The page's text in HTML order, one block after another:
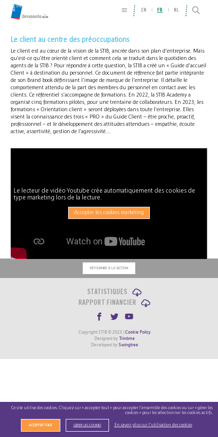
EN FR NL
Le client au centre des préoccupations
Le client est au cœur de la vision de la STIB, ancrée dans son plan d’entreprise. Mais
qu’est-ce qu’être orienté client et comment cela se traduit dans le quotidien des
agents de la STIB ? Pour répondre à cette question, la STIB a créé un « Guide d’accueil
Client » à destination du personnel. Ce document de référence fait partie intégrante
de son Brand book définissant l’image de marque de l’entreprise. Il détaille le
comportement attendu de la part des membres du personnel en contact avec les
clients. Ce référentiel s’accompagne de formations. En 2022, la STIB Academy a
organisé cinq formations pilotes, pour une trentaine de collaborateurs. En 2023, les
formations « Orientation client » seront déployées dans toute l’entreprise. Elles
visent la connaissance des trois « PRO » du Guide Client – être proche, proactif,
professionnel – et le développement des attitudes attendues – empathie, écoute
active, assertivité, gestion de l’agressivité…
Le lecteur de vidéo Youtube crée automatiquement des cookies de
type marketing lors de la lecture.
Accepter les cookies marketing
RETOURNER À LA SECTION
STATISTIQUES
RAPPORT FINANCIER
Copyright STIB © 2023 | Cookie Policy
Designed by Trinôme
Developed by Swingtree
Ce site utilise des cookies. Cliquez sur « accepter tout » pour accepter l’ensemble des cookies ou sur « gérer les
cookies » pour les sélectionner les cookies actifs.
ACCEPTER TOUT GÉRER LES COOKIES En savoir plus sur l’utilisation des cookies